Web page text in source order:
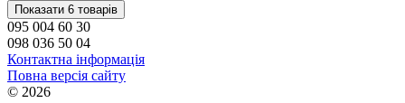
Показати 6 товарів
095 004 60 30
098 036 50 04
Контактна інформація
Повна версія сайту
© 2026